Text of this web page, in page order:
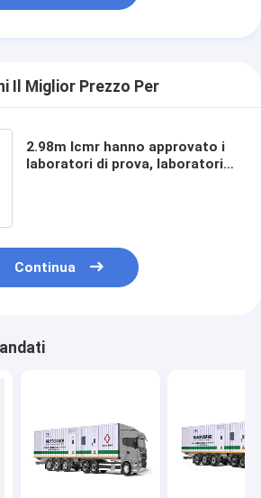
Il Miglior Prezzo Per
2.98m Icmr hanno approvato i
laboratori di prova, laboratorio
Continua